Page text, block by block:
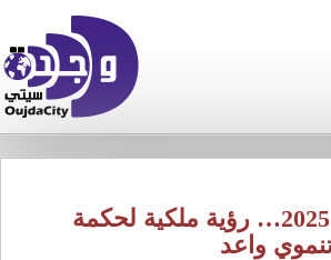
خطاب العرش 2025… رؤية ملكية لحكمة
واعد